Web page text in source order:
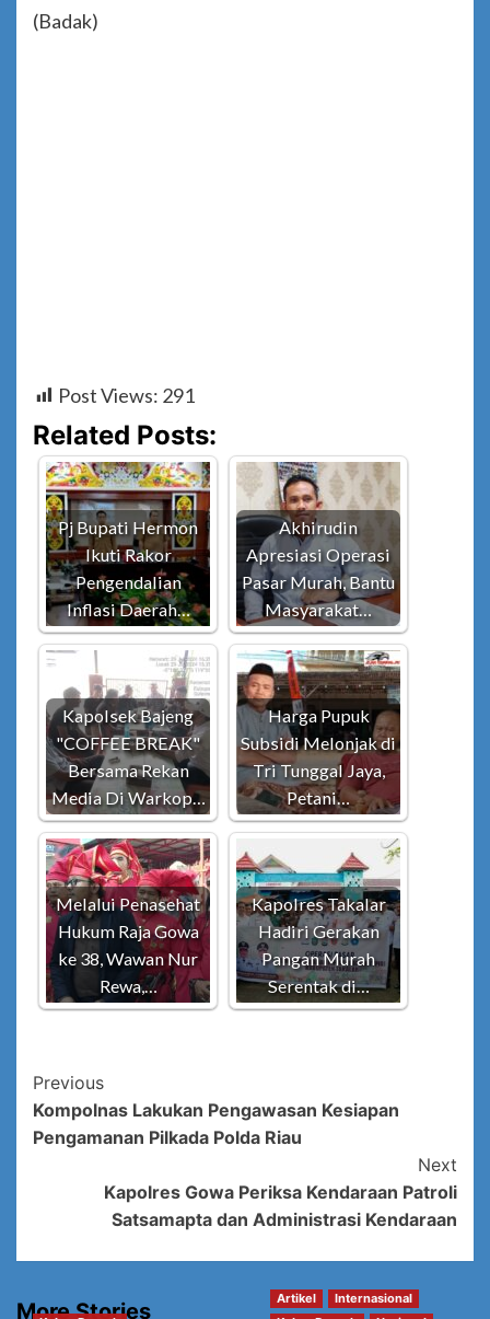
(Badak)
Post Views: 291
Related Posts:
Pj Bupati Hermon
Ikuti Rakor
Pengendalian
Inflasi Daerah…
Akhirudin
Apresiasi Operasi
Pasar Murah, Bantu
Masyarakat…
Kapolsek Bajeng
"COFFEE BREAK"
Bersama Rekan
Media Di Warkop…
Harga Pupuk
Subsidi Melonjak di
Tri Tunggal Jaya,
Petani…
Melalui Penasehat
Hukum Raja Gowa
ke 38, Wawan Nur
Rewa,…
Kapolres Takalar
Hadiri Gerakan
Pangan Murah
Serentak di…
Post
Navigation
Previous
Kompolnas Lakukan Pengawasan Kesiapan
Pengamanan Pilkada Polda Riau
Next
Kapolres Gowa Periksa Kendaraan Patroli
Satsamapta dan Administrasi Kendaraan
More Stories Artikel
Internasional